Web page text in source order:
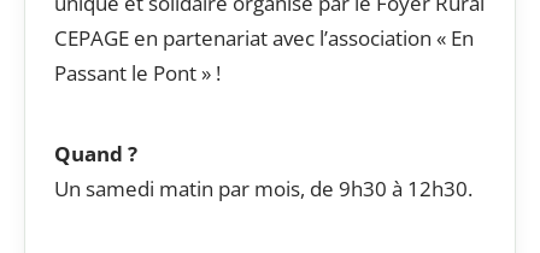
CEPAGE en partenariat avec l’association « En
Passant le Pont » !
Quand ?
Un samedi matin par mois, de 9h30 à 12h30.